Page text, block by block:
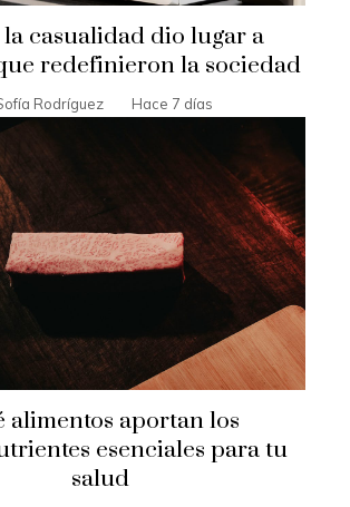
la casualidad dio lugar a
redefinieron la sociedad
Rodríguez Hace 7 días
alimentos aportan los
esenciales para tu
salud